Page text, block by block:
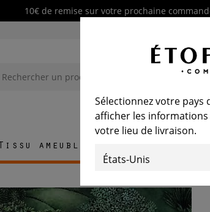
10€ de remise sur votre prochaine
Tissu ameublement
Sélectionnez votre pays
afficher les
votre lieu de livraison.